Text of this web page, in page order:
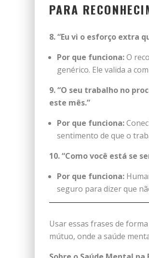
PARA
8. “Eu vi o esforço extra
Por que funciona:O
genérico. Ele valida a
9. “O seu trabalho no
este mês.”
Por que funciona:
sentimento de que o
10. “Como você está se
Por que funciona:
seguro para dizer que
Usar essas frases de
mútuo, onde a saúde